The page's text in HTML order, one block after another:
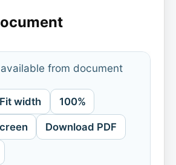
from document
Fit width 100%
Download PDF